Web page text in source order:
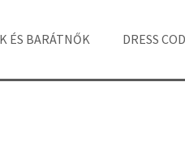
ÉS BARÁTNŐK DRESS